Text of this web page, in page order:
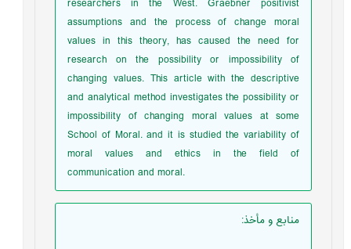
researchers in the West. Graebner positivist
assumptions and the process of change moral
values in this theory, has caused the need for
research on the possibility or impossibility of
changing values. This article with the descriptive
and analytical method investigates the possibility or
impossibility of changing moral values at some
School of Moral. and it is studied the variability of
moral values and ethics in the field of
communication and moral.
منابع و مأخذ: